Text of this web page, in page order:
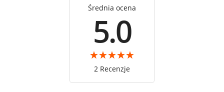
Średnia ocena
5.0
2 Recenzje